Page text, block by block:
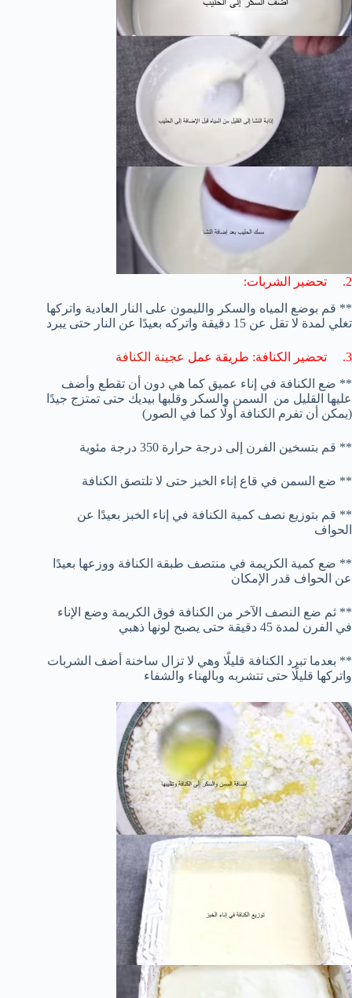
2. تحضير الشربات:
** قم بوضع المياه والسكر والليمون على النار العادية واتركها
تغلي لمدة لا تقل عن 15 دقيقة واتركه بعيدًا عن النار حتى يبرد
3. تحضير الكنافة: طريقة عمل
عجينة الكنافة
** ضع الكنافة في إناء عميق كما هي دون أن تقطع وأضف
عليها القليل من السمن والسكر وقلبها بيديك حتى تمتزج جيدًا
(يمكن أن تفرم الكنافة أولًا كما في الصور)
** قم بتسخين الفرن إلى درجة حرارة 350 درجة مئوية
** ضع السمن في قاع إناء الخبز حتى لا تلتصق الكنافة
** قم بتوزيع نصف كمية الكنافة في إناء الخبز بعيدًا عن
الحواف
** ضع كمية الكريمة في منتصف طبقة الكنافة ووزعها بعيدًا
عن الحواف قدر الإمكان
** ثم ضع النصف الآخر من الكنافة فوق الكريمة وضع الإناء
في الفرن لمدة 45 دقيقة حتى يصبح لونها ذهبي
** بعدما تبرد الكنافة قليلًا وهي لا تزال ساخنة أضف الشربات
واتركها قليلًا حتى تتشربه وبالهناء والشفاء